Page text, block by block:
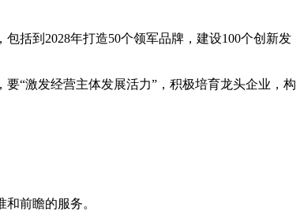
括到2028年打造50个领军品牌，建设100个创新发
“激发经营主体发展活力”，积极培育龙头企业，构
前瞻的服务。